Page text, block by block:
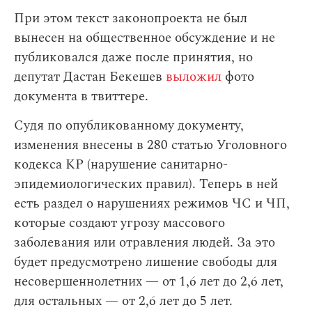
При этом текст законопроекта не был
вынесен на общественное обсуждение и не
публиковался даже после принятия, но
депутат Дастан Бекешев выложил фото
документа в твиттере.
Судя по опубликованному документу,
изменения внесены в 280 статью Уголовного
кодекса КР (нарушение санитарно-
эпидемиологических правил). Теперь в ней
есть раздел о нарушениях режимов ЧС и ЧП,
которые создают угрозу массового
заболевания или отравления людей. За это
будет предусмотрено лишение свободы для
несовершеннолетних — от 1,6 лет до 2,6 лет,
для остальных — от 2,6 лет до 5 лет.